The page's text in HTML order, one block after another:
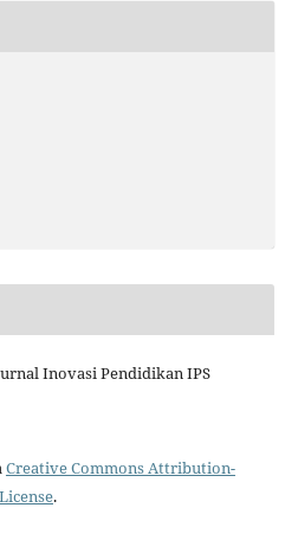
Inovasi Pendidikan IPS
Creative Commons Attribution-
.